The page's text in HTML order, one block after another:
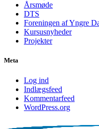
Årsmøde
DTS
Foreningen af Yngre
Kursusnyheder
Projekter
Meta
Log ind
Indlægsfeed
Kommentarfeed
WordPress.org